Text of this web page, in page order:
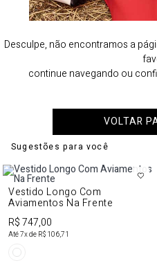
Desculpe, não encontramos a
continue navegando ou
VOLTAR
Sugestões para você
Vestido Longo Com
Aviamentos Na Frente
R$ 747,00
Até7x de R$ 106,71